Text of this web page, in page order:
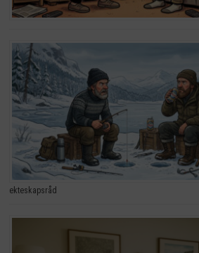
ekteskapsråd